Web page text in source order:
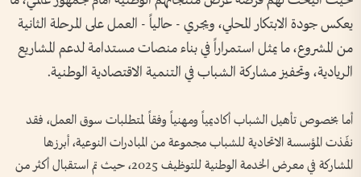
يعكس جودة الابتكار المحلي، ويجري - حالياً - العمل على المرحلة الثانية
من المشروع، ما يمثل استمراراً في بناء منصات مستدامة لدعم المشاريع
الريادية، وتحفيز مشاركة الشباب في التنمية الاقتصادية الوطنية.
أما بخصوص تأهيل الشباب أكاديمياً ومهنياً وفقاً لمتطلبات سوق العمل، فقد
نفّذت المؤسسة الاتحادية للشباب مجموعة من المبادرات النوعية، أبرزها
المشاركة في معرض الخدمة الوطنية للتوظيف 2025، حيث تم استقبال أكثر من